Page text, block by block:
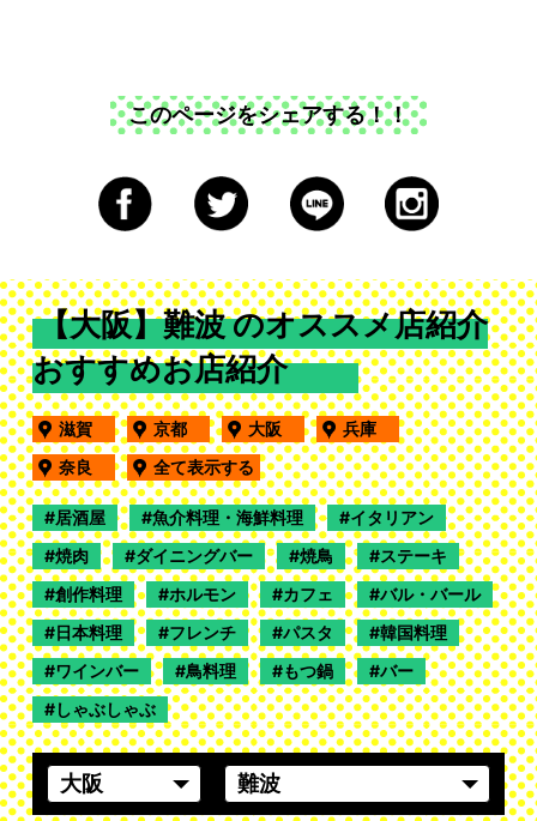
このページをシェアする！！
【大阪】難波 のオススメ店紹介
おすすめお店紹介
滋賀 京都 大阪
兵庫
奈良
全て表示する
居酒屋 魚介料理・海鮮料理
イタリアン
焼肉
ダイニングバー 焼鳥
ステーキ
創作料理
ホルモン カフェ
バル・バール
日本料理
フレンチ パスタ
韓国料理
ワインバー
鳥料理 もつ鍋
バー
しゃぶしゃぶ